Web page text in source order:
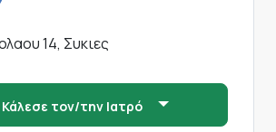
14, Συκιες
Κάλεσε τον/την Ιατρό